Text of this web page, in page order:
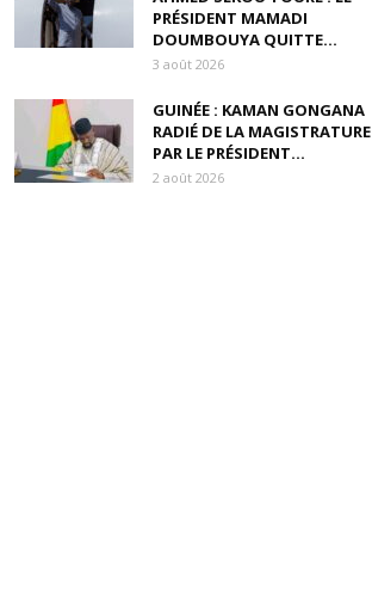
PRÉSIDENT MAMADI
DOUMBOUYA QUITTE...
3 août 2026
GUINÉE : KAMAN GONGANA
RADIÉ DE LA MAGISTRATURE
PAR LE PRÉSIDENT...
2 août 2026